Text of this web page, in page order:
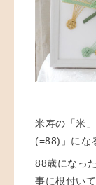
米寿の「米
(=88) 」にな
88歳になっ
事に根付い